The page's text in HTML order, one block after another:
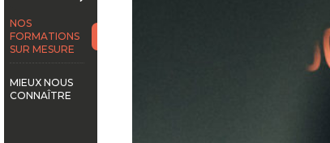
NOS
FORMATIONS
SUR MESURE
&
MIEUX NOUS
CONNAÎTRE